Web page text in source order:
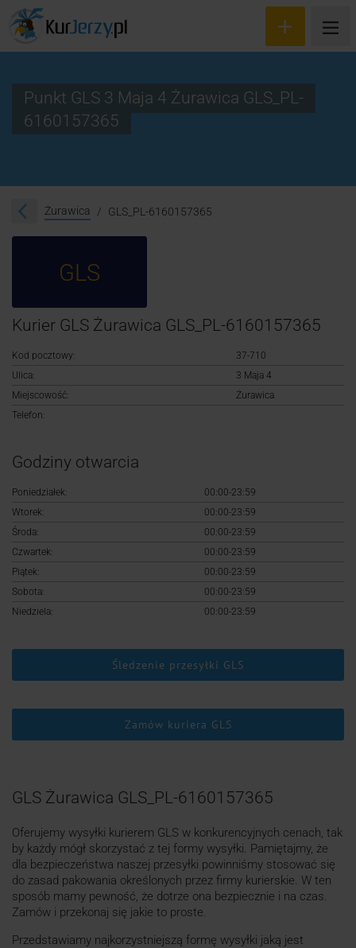
Śledzenie przesyłki
Punkt GLS 3 Maja 4 Żurawica GLS_PL-
6160157365
Żurawica GLS_PL-6160157365
GLS
Kurier GLS Żurawica GLS_PL-6160157365
Kod pocztowy:
37-710
Ulica:
3 Maja 4
Miejscowość:
Żurawica
Telefon:
Godziny otwarcia
Poniedziałek:
00:00-23:59
Wtorek:
00:00-23:59
Środa:
00:00-23:59
Czwartek:
00:00-23:59
Piątek:
00:00-23:59
Sobota:
00:00-23:59
Niedziela:
00:00-23:59
Śledzenie przesyłki GLS
Zamów kuriera GLS
GLS Żurawica GLS_PL-6160157365
Oferujemy wysyłki kurierem GLS w konkurencyjnych cenach, tak
by każdy mógł skorzystać z tej formy wysyłki. Pamiętajmy, że
dla bezpieczeństwa naszej przesyłki powinniśmy stosować się
do zasad pakowania określonych przez firmy kurierskie. W ten
sposób mamy pewność, że dotrze ona bezpiecznie i na czas.
Zamów i przekonaj się jakie to proste.
Przedstawiamy najkorzystniejszą formę wysyłki jaką jest